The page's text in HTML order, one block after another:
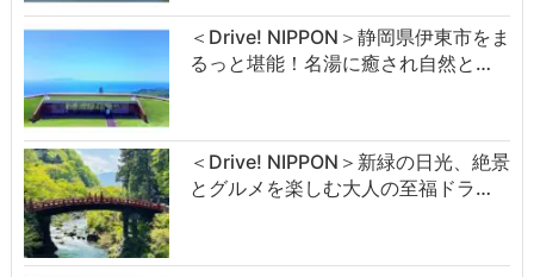
＜Drive! NIPPON＞静岡県伊東市をま
るっと堪能！名湯に癒され自然と…
＜Drive! NIPPON＞新緑の日光、絶景
とグルメを楽しむ大人の至福ドラ…